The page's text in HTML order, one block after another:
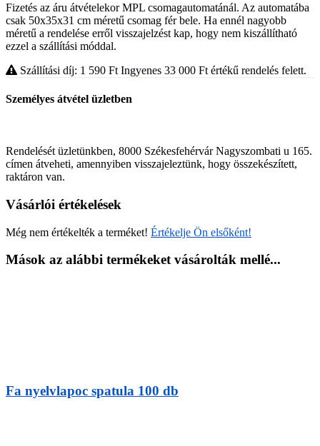
Fizetés az áru átvételekor MPL csomagautomatánál. Az automatába
csak 50x35x31 cm méretű csomag fér bele. Ha ennél nagyobb
méretű a rendelése erről visszajelzést kap, hogy nem kiszállítható
ezzel a szállítási móddal.
Szállítási díj: 1 590 Ft Ingyenes 33 000 Ft értékű rendelés felett.
Személyes átvétel üzletben
Rendelését üzletünkben, 8000 Székesfehérvár Nagyszombati u 165.
címen átveheti, amennyiben visszajeleztünk, hogy összekészített,
raktáron van.
Vásárlói értékelések
Még nem értékelték a terméket! Értékelje Ön elsőként!
Mások az alábbi termékeket vásárolták mellé...
Fa nyelvlapoc spatula 100 db